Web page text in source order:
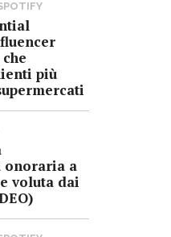
più
onoraria a
voluta dai